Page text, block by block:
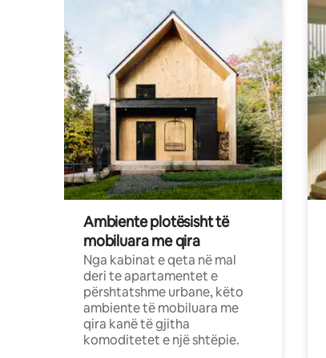
Ambiente plotësisht të
mobiluara me qira
Nga kabinat e qeta në mal
deri te apartamentet e
përshtatshme urbane, këto
ambiente të mobiluara me
qira kanë të gjitha
komoditetet e një shtëpie.